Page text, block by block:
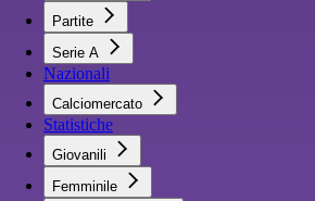
Partite
Serie A
Nazionali
Calciomercato
Statistiche
Giovanili
Femminile